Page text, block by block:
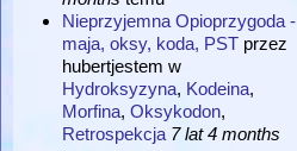
Nieprzyjemna Opioprzygoda -
maja, oksy, koda, PST przez
hubertjestem w
Hydroksyzyna, Kodeina,
Morfina, Oksykodon,
Retrospekcja 7 lat 4 months